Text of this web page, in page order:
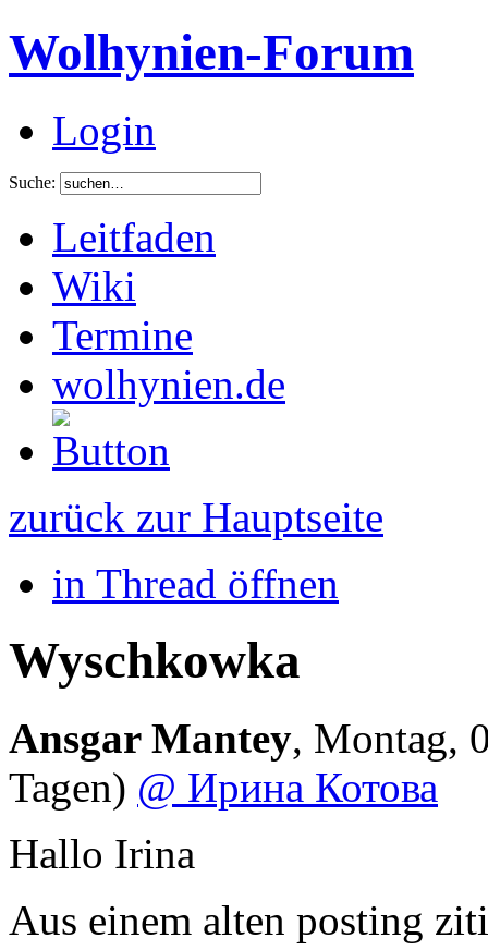
Wolhynien-Forum
Login
Suche:
Leitfaden
Wiki
Termine
wolhynien.de
zurück zur Hauptseite
in Thread öffnen
Wyschkowka
Ansgar Mantey, Montag,
Tagen) @ Ирина Котова
Hallo Irina
Aus einem alten posting